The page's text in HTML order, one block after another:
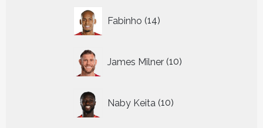
Fabinho 14
producten
James Milner 10
producten
Naby Keita 10
producten